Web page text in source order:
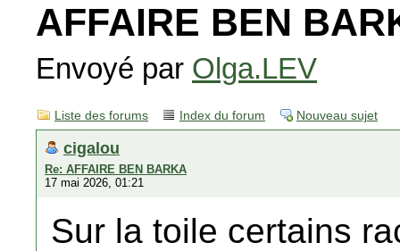
AFFAIRE BEN
Envoyé par Olga.LEV
Liste des forums Index du forum Nouveau sujet
cigalou
Re: AFFAIRE BEN BARKA
17 mai 2026, 01:21
Sur la toile certains